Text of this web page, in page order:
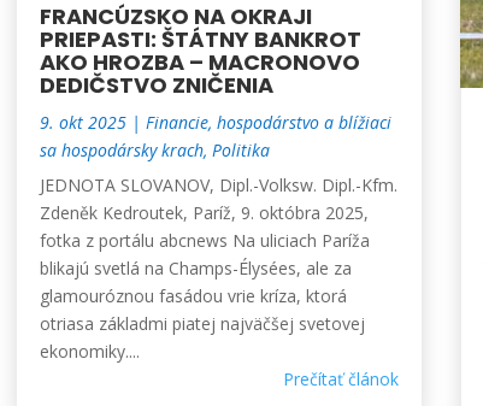
FRANCÚZSKO NA OKRAJI
PRIEPASTI: ŠTÁTNY BANKROT
AKO HROZBA – MACRONOVO
DEDIČSTVO ZNIČENIA
9. okt 2025| Financie, hospodárstvo a blížiaci
sa hospodársky krach, Politika
JEDNOTA SLOVANOV, Dipl.-Volksw. Dipl.-Kfm.
Zdeněk Kedroutek, Paríž, 9. októbra 2025,
fotka z portálu abcnews Na uliciach Paríža
blikajú svetlá na Champs-Élysées, ale za
glamouróznou fasádou vrie kríza, ktorá
otriasa základmi piatej najväčšej svetovej
ekonomiky....
Prečítať článok